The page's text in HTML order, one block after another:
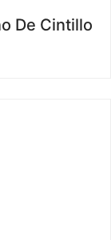
De Cintillo